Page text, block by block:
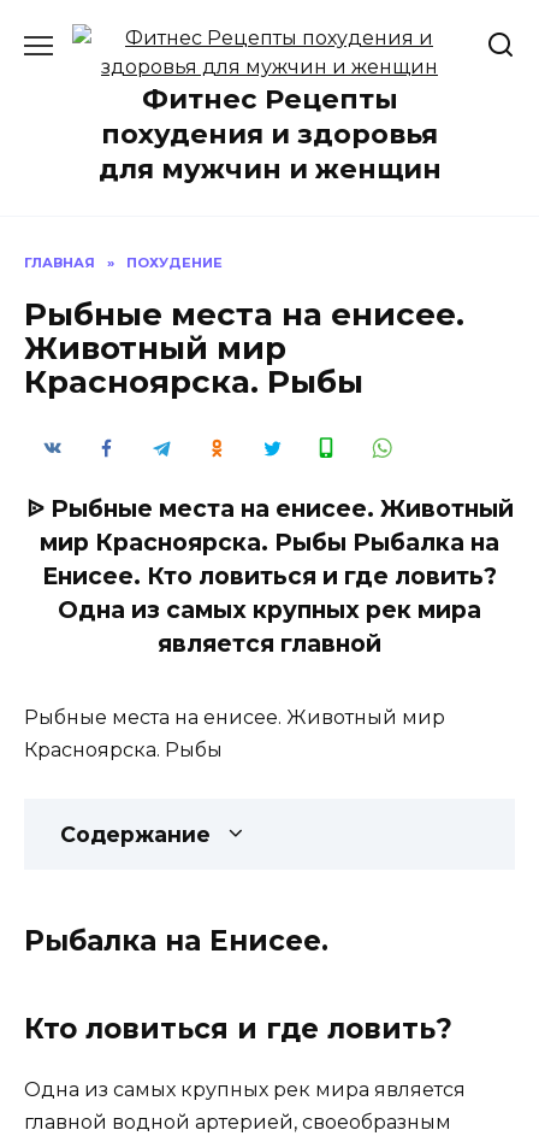
содержанию
Фитнес Рецепты
похудения и здоровья
для мужчин и женщин
ГЛАВНАЯ » ПОХУДЕНИЕ
Рыбные места на енисее.
Животный мир
Красноярска. Рыбы
ᐉ Рыбные места на енисее. Животный
мир Красноярска. Рыбы Рыбалка на
Енисее. Кто ловиться и где ловить?
Одна из самых крупных рек мира
является главной
Рыбные места на енисее. Животный мир
Красноярска. Рыбы
Содержание
Рыбалка на Енисее.
Кто ловиться и где ловить?
Одна из самых крупных рек мира является
главной водной артерией, своеобразным